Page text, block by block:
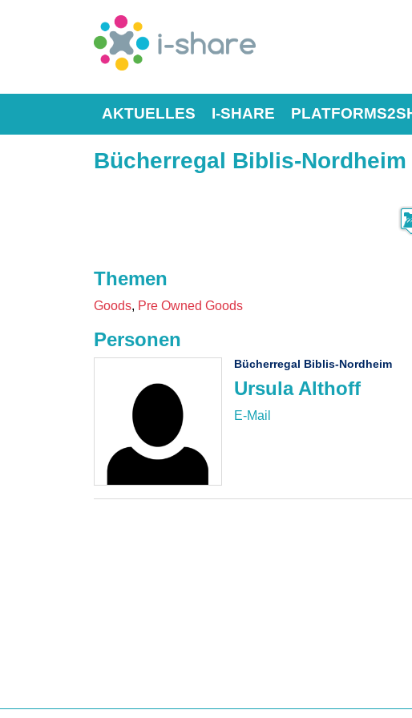
AKTUELLES I-SHARE
Bücherregal Biblis-Nordheim
Themen
Goods Pre Owned Goods
Personen
Ursula Althoff
Bücherregal Biblis-Nordheim